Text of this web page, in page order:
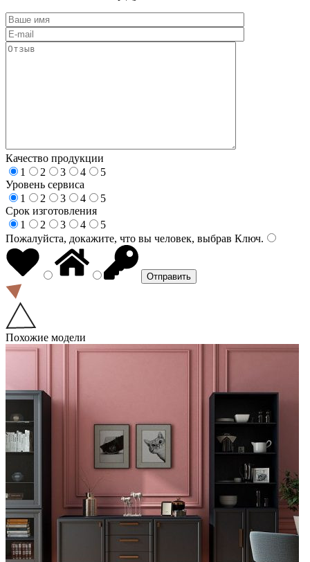
Качество продукции
1
2 3 4
5
Уровень сервиса
1
2 3 4
5
Срок изготовления
1
2 3 4
5
Пожалуйста, докажите, что вы человек, выбрав Ключ.
Похожие модели